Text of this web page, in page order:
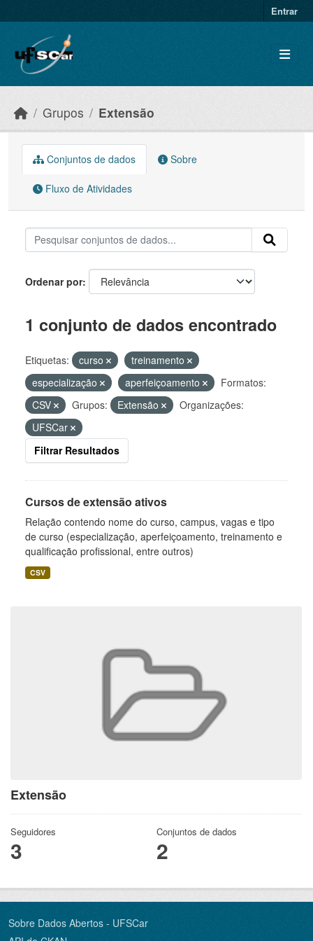
Entrar
Grupos Extensão
Extensão
Seguidores
3
Conjuntos de dados
2
Conjuntos de dados Sobre
Fluxo de Atividades
Ordenar por
1 conjunto de dados encontrado
Etiquetas: curso
treinamento
especialização
aperfeiçoamento
Formatos:
CSV
Grupos: Extensão
Organizações:
UFSCar
Filtrar Resultados
Cursos de extensão ativos
Relação contendo nome do curso, campus, vagas e tipo
de curso (especialização, aperfeiçoamento, treinamento e
qualificação profissional, entre outros)
CSV
Sobre Dados Abertos - UFSCar